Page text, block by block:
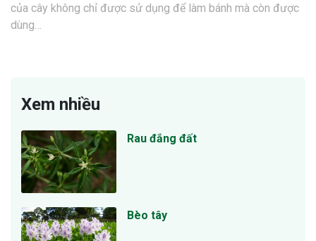
của cây không chỉ được sử dụng để làm bánh mà còn được
dùng…
Xem nhiều
Rau đắng đất
Bèo tây